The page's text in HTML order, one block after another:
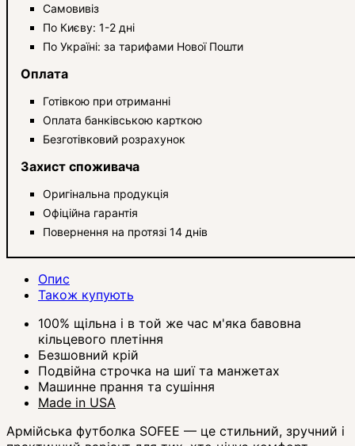
Самовивіз
По Києву: 1-2 дні
По Україні: за тарифами Нової Пошти
Оплата
Готівкою при отриманні
Оплата банківською карткою
Безготівковий розрахунок
Захист споживача
Оригінальна продукція
Офіційна гарантія
Повернення на протязі 14 днів
Опис
Також купують
100% щільна і в той же час м'яка бавовна
кільцевого плетіння
Безшовний крій
Подвійна строчка на шиї та манжетах
Машинне прання та сушіння
Made in USA
Армійська футболка SOFEE — це стильний, зручний і